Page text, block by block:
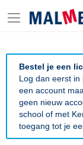
Bestel je een
Log dan eerst
een account
geen nieuw
school of met
toegang tot je